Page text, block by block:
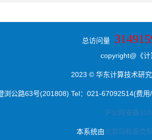
总访问量
copyright@《
2023 © 华东计算技术研
浏公路63号(201808) Tel：021-67092514(费
沪公网安备
本系统由北京玛格泰克